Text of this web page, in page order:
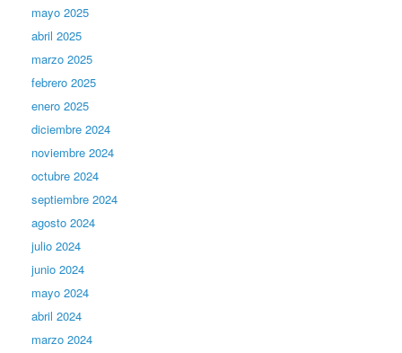
mayo 2025
abril 2025
marzo 2025
febrero 2025
enero 2025
diciembre 2024
noviembre 2024
octubre 2024
septiembre 2024
agosto 2024
julio 2024
junio 2024
mayo 2024
abril 2024
marzo 2024